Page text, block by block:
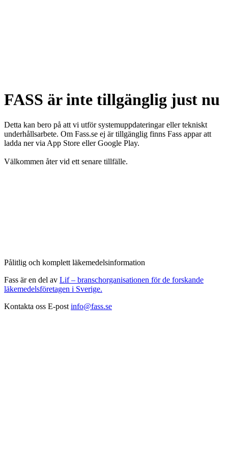
FASS är inte tillgänglig just nu
Detta kan bero på att vi utför systemuppdateringar eller tekniskt
underhållsarbete. Om Fass.se ej är tillgänglig finns Fass appar att
ladda ner via App Store eller Google Play.
Välkommen åter vid ett senare tillfälle.
Pålitlig och komplett läkemedelsinformation
Fass är en del av Lif – branschorganisationen för de forskande
läkemedelsföretagen i Sverige.
Kontakta oss E-post info@fass.se